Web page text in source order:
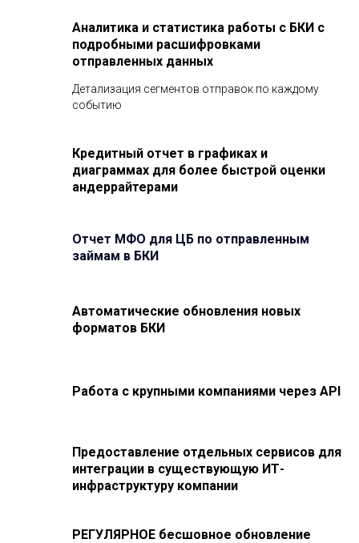
Аналитика и статистика работы с БКИ с
подробными расшифровками
отправленных данных
Детализация сегментов отправок по каждому
событию
Кредитный отчет в графиках и
диаграммах для более быстрой оценки
андеррайтерами
Отчет МФО для ЦБ по отправленным
займам в БКИ
Автоматические обновления новых
форматов БКИ
Работа с крупными компаниями через API
Предоставление отдельных сервисов для
интеграции в существующую ИТ-
инфраструктуру компании
РЕГУЛЯРНОЕ бесшовное обновление